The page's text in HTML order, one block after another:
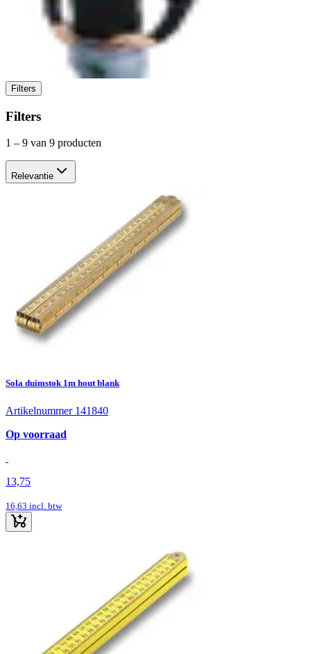
Filters
Filters
1 – 9 van 9 producten
Relevantie
Sola duimstok 1m hout blank
Artikelnummer 141840
Op voorraad
13,75
16,63 incl. btw